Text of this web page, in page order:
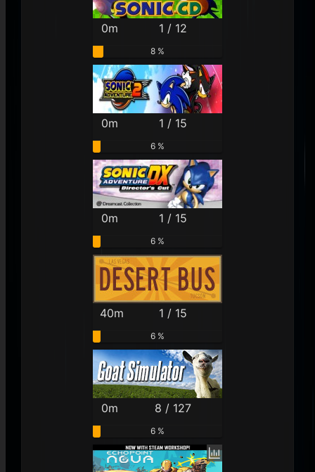
0m 1 / 12
8 %
0m 1 / 15
6 %
0m 1 / 15
6 %
40m 1 / 15
6 %
0m 8 / 127
6 %